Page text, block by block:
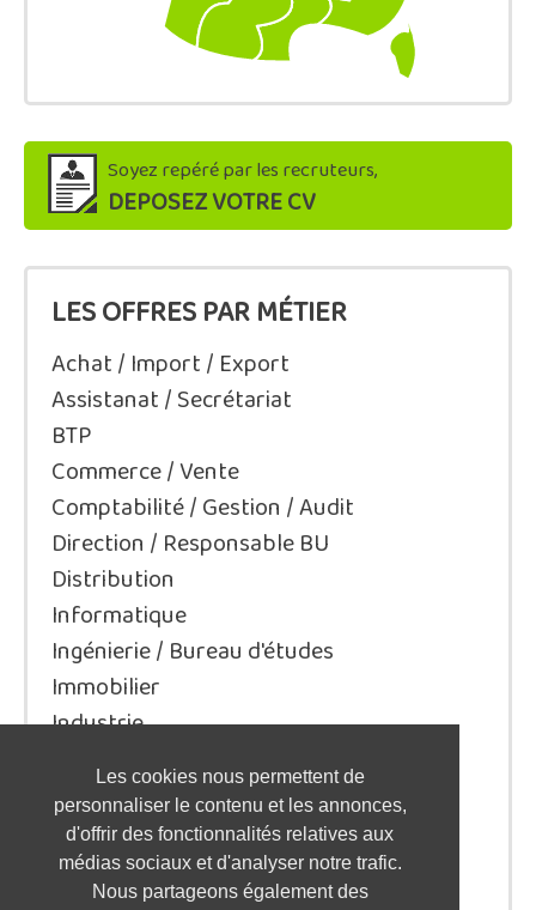
Les cookies nous permettent de
personnaliser le contenu et les annonces,
d'offrir des fonctionnalités relatives aux
médias sociaux et d'analyser notre trafic.
Nous partageons également des
Soyez repéré par les recruteurs,
DEPOSEZ VOTRE CV
LES OFFRES PAR MÉTIER
Achat / Import / Export
Assistanat / Secrétariat
BTP
Commerce / Vente
Comptabilité / Gestion / Audit
Direction / Responsable BU
Distribution
Informatique
Ingénierie / Bureau d'études
Immobilier
Industrie
Juridique/Droit
Qualité / Sécurité / Environnement
Logistique / Transport
Marketing / Communication